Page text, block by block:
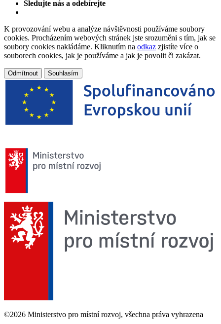
Sledujte nás a odebírejte
K provozování webu a analýze návštěvnosti používáme soubory
cookies. Procházením webových stránek jste srozuměni s tím, jak se
soubory cookies nakládáme. Kliknutím na odkaz zjistíte více o
souborech cookies, jak je používáme a jak je povolit či zakázat.
Odmítnout Souhlasím
©2026 Ministerstvo pro místní rozvoj, všechna práva vyhrazena